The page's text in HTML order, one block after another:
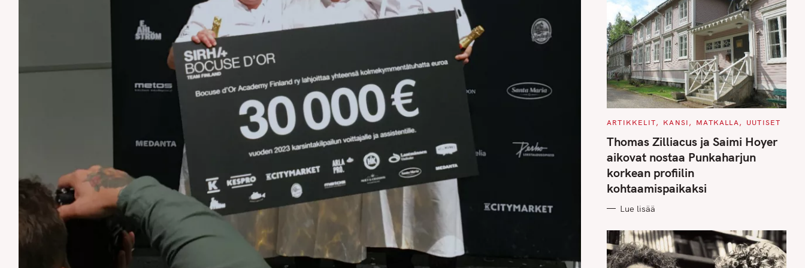
C
T
E
O
R
I
E
S
ARTIKKELIT KANSI MATKALLA UUTISET
Thomas Zilliacus ja Saimi Hoyer
aikovat nostaa Punkaharjun
korkean profiilin
kohtaamispaikaksi
Lue lisää